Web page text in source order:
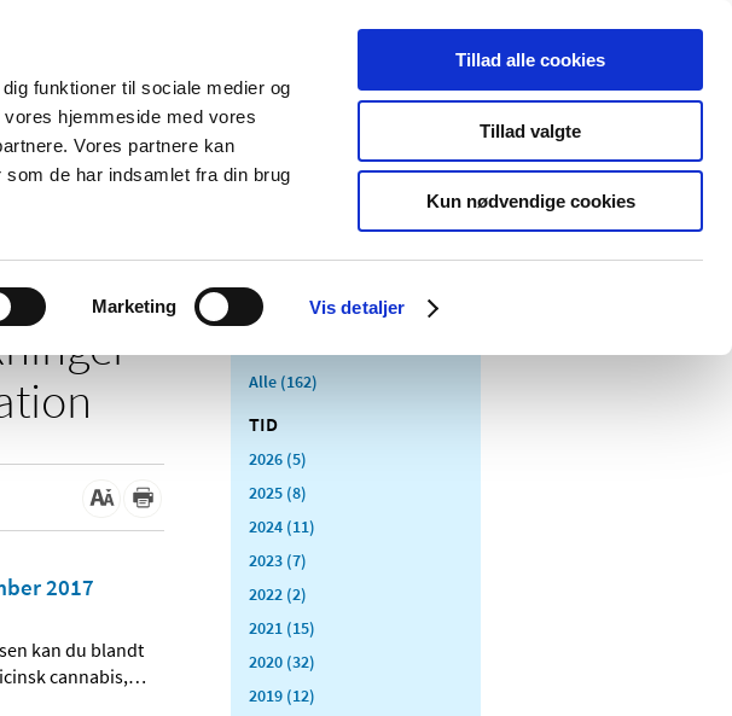
funktioner til sociale medier og
hjemmeside med vores
Vores partnere kan
de har indsamlet fra din brug
Marketing Vis detaljer
Tillad alle cookies
Tillad valgte
Kun nødvendige cookies
Om os Kontakt Udgivelser
og salg af
Medicinsk
Særlige
produktområder
2017
kan du blandt
cannabis,…
Alle (162)
TID
2026 (5)
2025 (8)
2024 (11)
2023 (7)
2022 (2)
2021 (15)
2020 (32)
2019 (12)